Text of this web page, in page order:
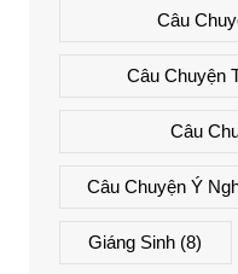
Câu
Câu Chuyện
Câu
Câu Chuyện Ý
Giáng Sinh (8)